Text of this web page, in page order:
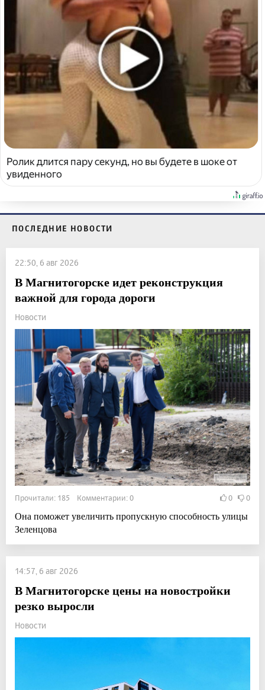
Ролик длится пару секунд, но вы будете в шоке от
увиденного
ПОСЛЕДНИЕ НОВОСТИ
22:50, 6 авг 2026
В Магнитогорске идет реконструкция
важной для города дороги
Новости
Прочитали: 185 Комментарии: 0 0 0
Она поможет увеличить пропускную способность улицы
Зеленцова
14:57, 6 авг 2026
В Магнитогорске цены на новостройки
резко выросли
Новости